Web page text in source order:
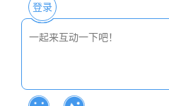
登录